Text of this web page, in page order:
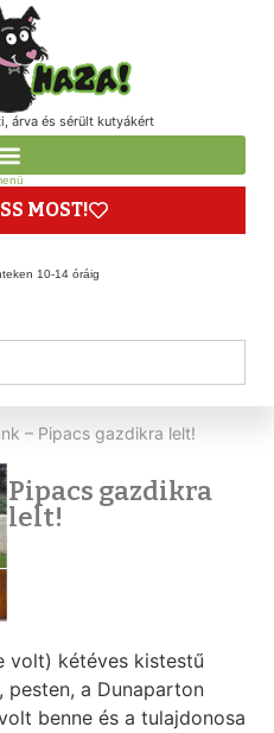
árva és sérült kutyákért
MOST!
10-14 óráig
– Pipacs gazdikra lelt!
Pipacs gazdikra
lelt!
volt) kétéves kistestű
pesten, a Dunaparton
benne és a tulajdonosa